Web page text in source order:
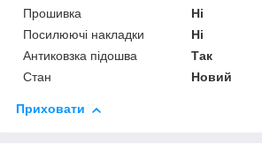
Прошивка
Ні
Посилюючі накладки
Ні
Антиковзка підошва
Так
Стан
Новий
Приховати